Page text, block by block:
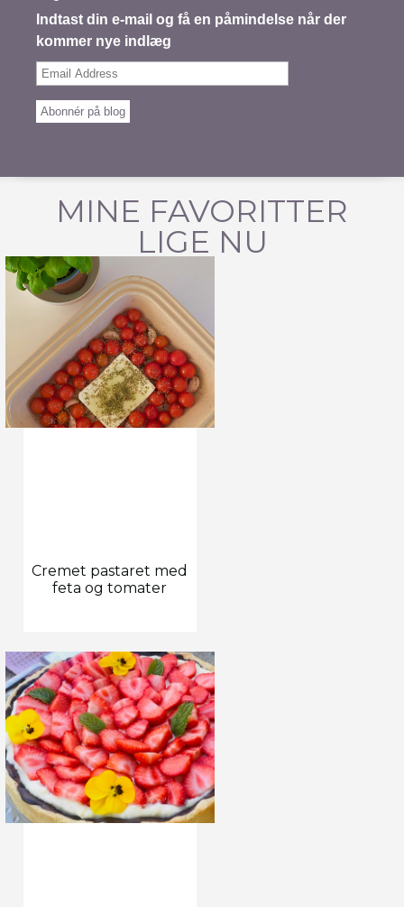
Indtast din e-mail og få en påmindelse når der
kommer nye indlæg
Email
Abonnér på blog
MINE FAVORITTER
LIGE NU
Cremet pastaret med
feta og tomater